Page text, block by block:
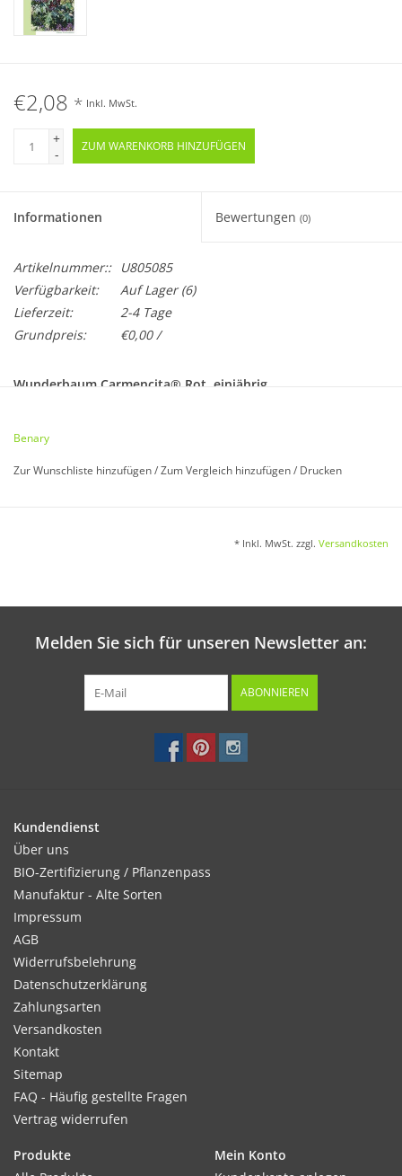
€2,08 * Inkl. MwSt.
+
-
ZUM WARENKORB HINZUFÜGEN
Informationen Bewertungen (0)
Artikelnummer::
U805085
Verfügbarkeit:
Auf Lager(6)
Lieferzeit:
2-4 Tage
Grundpreis:
€0,00 /
Wunderbaum Carmencita® Rot, einjährig
Bei ca. 20 °C in 14 - 20 Tagen.
Standort:
Sonniger Stand, gute Wasserversorgung und nährstoffreicher
Boden vorteilhaft.
Ernte / Blüte:
Ab August - Oktober
Verwendung:
Zur Gruppenbepflanzung oder Solitär.
Benary
Zur Wunschliste hinzufügen/Zum Vergleich hinzufügen/ Drucken
* Inkl. MwSt. zzgl. Versandkosten
Melden Sie sich für unseren Newsletter an:
ABONNIEREN
Kundendienst
Über uns
BIO-Zertifizierung / Pflanzenpass
Manufaktur - Alte Sorten
Impressum
AGB
Widerrufsbelehrung
Datenschutzerklärung
Zahlungsarten
Versandkosten
Kontakt
Sitemap
FAQ - Häufig gestellte Fragen
Vertrag widerrufen
Produkte
Mein Konto